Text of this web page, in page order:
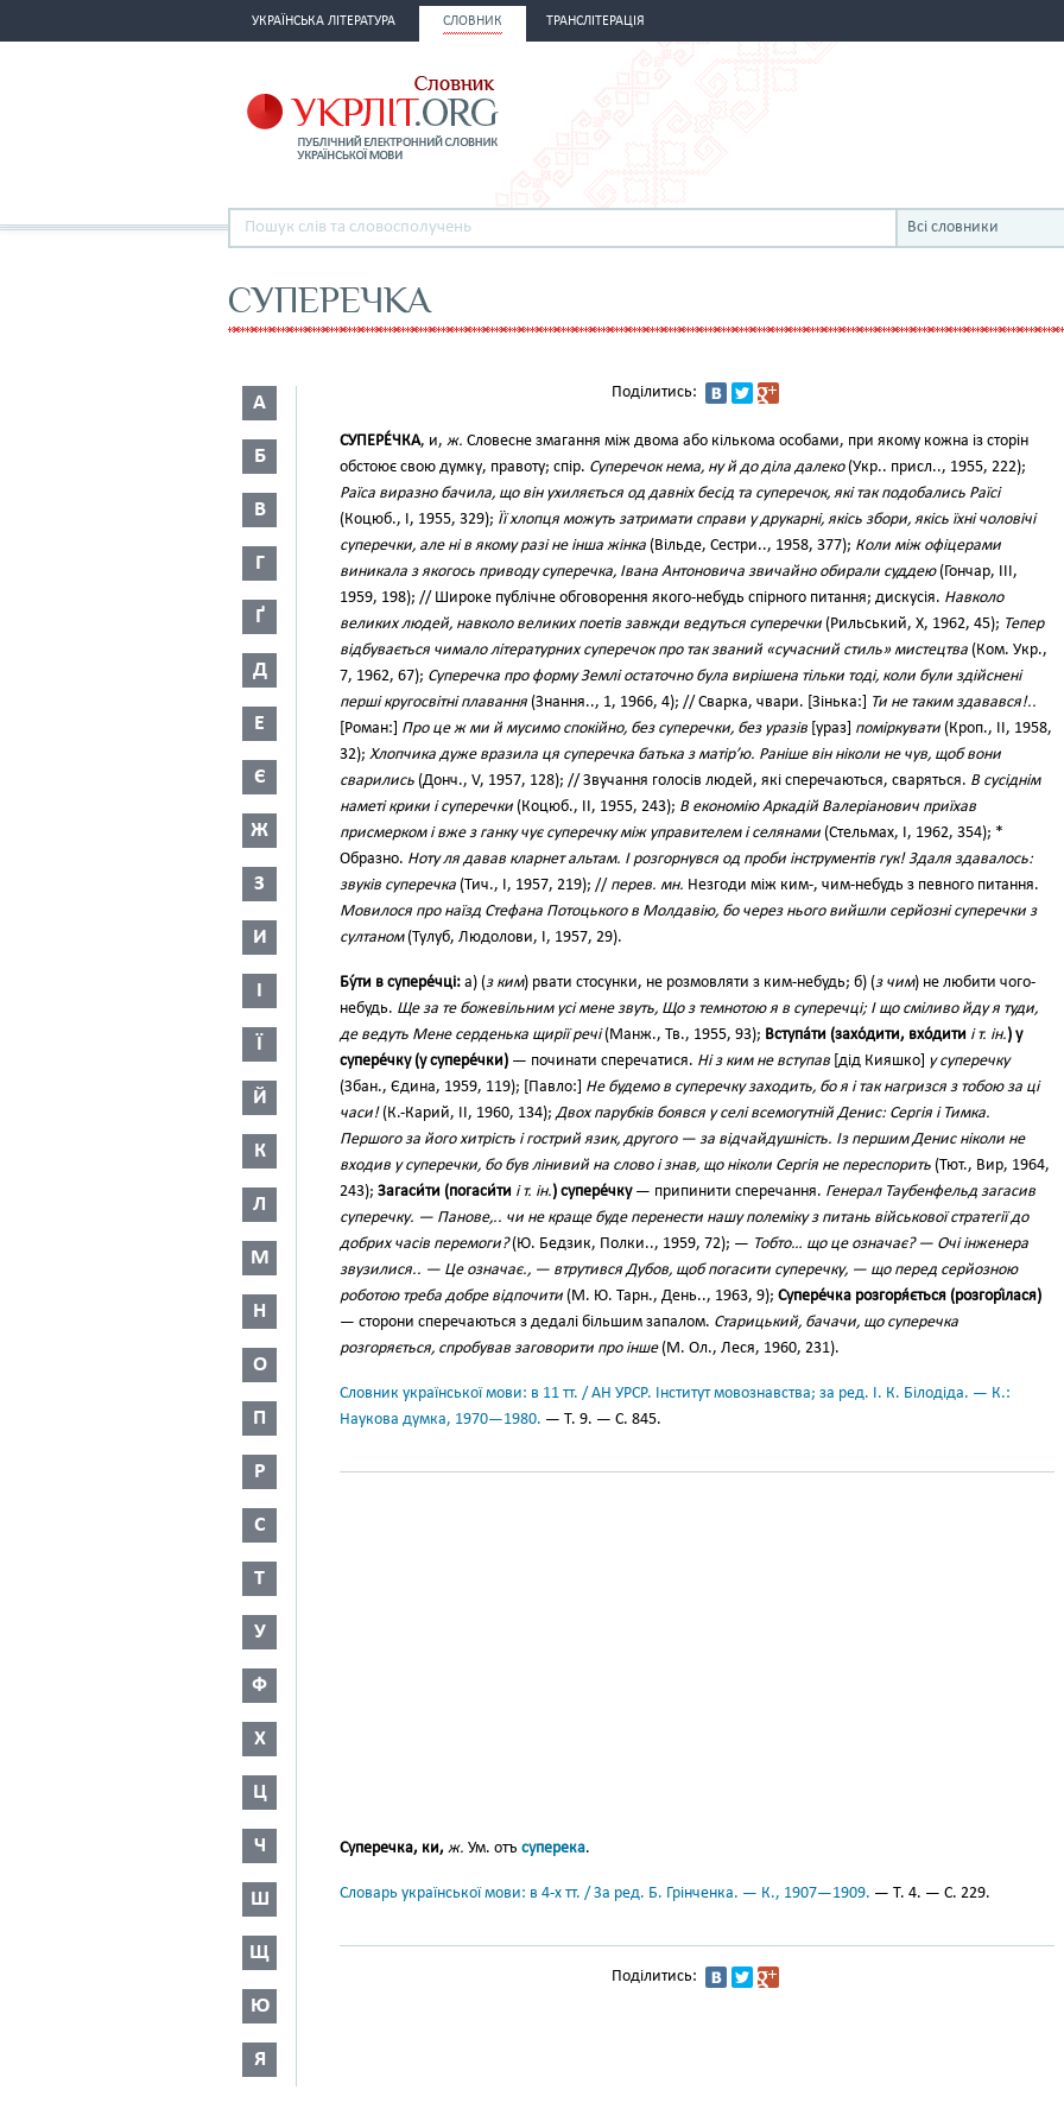
УКРАЇНСЬКА ЛІТЕРАТУРА СЛОВНИК ТРАНСЛІТЕРАЦІЯ
Всі словники
СУПЕРЕЧКА
А
Б
В
Г
Ґ
Д
Е
Є
Ж
З
И
І
Ї
Й
К
Л
М
Н
О
П
Р
С
Т
У
Ф
Х
Ц
Ч
Ш
Щ
Ю
Я
Поділитись:
СУПЕРЕ́ЧКА, и, ж. Словесне змагання між двома або кількома особами, при якому кожна із сторін
обстоює свою думку, правоту; спір. Суперечок нема, ну й до діла далеко(Укр.. присл.., 1955, 222);
Раїса виразно бачила, що він ухиляється од давніх бесід та суперечок, які так подобались Раїсі
(Коцюб., І, 1955, 329); Її хлопця можуть затримати справи у друкарні, якісь збори, якісь їхні чоловічі
суперечки, але ні в якому разі не інша жінка (Вільде, Сестри.., 1958, 377); Коли між офіцерами
виникала з якогось приводу суперечка, Івана Антоновича звичайно обирали суддею(Гончар, III,
1959, 198); // Широке публічне обговорення якого-небудь спірного питання; дискусія. Навколо
великих людей, навколо великих поетів завжди ведуться суперечки (Рильський, X, 1962, 45); Тепер
відбувається чимало літературних суперечок про так званий «сучасний стиль» мистецтва (Ком. Укр.,
7, 1962, 67); Суперечка про форму Землі остаточно була вирішена тільки тоді, коли були здійснені
перші кругосвітні плавання (Знання.., 1, 1966, 4); // Сварка, чвари. [Зінька:]
Ти не таким здавався!..
[Роман:] Про це ж ми й мусимо спокійно, без суперечки, без уразів [ураз] поміркувати (Кроп., II, 1958,
32); Хлопчика дуже вразила ця суперечка батька з матір’ю. Раніше він ніколи не чув, щоб вони
сварились (Донч., V, 1957, 128); // Звучання голосів людей, які сперечаються, сваряться. В сусіднім
наметі крики і суперечки (Коцюб., II, 1955, 243); В економію Аркадій Валеріанович приїхав
присмерком і вже з ганку чує суперечку між управителем і селянами (Стельмах, І, 1962, 354); *
Образно. Ноту ля давав кларнет альтам. І розгорнувся од проби інструментів гук! Здаля здавалось:
звуків суперечка (Тич., І, 1957, 219); // перев. мн. Незгоди між ким-, чим-небудь з певного питання.
Мовилося про наїзд Стефана Потоцького в Молдавію, бо через нього вийшли серйозні суперечки з
султаном(Тулуб, Людолови, І, 1957, 29).
Бу́ти в супере́чці: а) (з ким) рвати стосунки, не розмовляти з ким-небудь; б) (з чим) не любити чого-
небудь. Ще за те божевільним усі мене звуть, Що з темнотою я в суперечці; І що сміливо йду я туди,
де ведуть Мене серденька щирії речі(Манж., Тв., 1955, 93); Вступа́ти (захо́дити, вхо́дити і т. ін.) у
супере́чку (у супере́чки) — починати сперечатися. Ні з ким не вступав [дід Кияшко] у суперечку
(Збан., Єдина, 1959, 119); [Павло:] Не будемо в суперечку заходить, бо я і так нагризся з тобою за ці
часи!(К.-Карий, II, 1960, 134);Двох парубків боявся у селі всемогутній Денис: Сергія і Тимка.
Першого за його хитрість і гострий язик, другого — за відчайдушність. Із першим Денис ніколи не
входив у суперечки, бо був лінивий на слово і знав, що ніколи Сергія не переспорить (Тют., Вир, 1964,
243); Загаси́ти (погаси́ти i т. ін.) супере́чку— припинити сперечання. Генерал Таубенфельд загасив
суперечку. — Панове,.. чи не краще буде перенести нашу полеміку з питань військової стратегії до
добрих часів перемоги?(Ю. Бедзик, Полки.., 1959, 72); — Тобто… що це означає? — Очі інженера
звузилися.. — Це означає., — втрутився Дубов, щоб погасити суперечку, — що перед серйозною
роботою треба добре відпочити (М. Ю. Тарн., День.., 1963, 9); Супере́чка розгоря́ється (розгорі́лася)
— сторони сперечаються з дедалі більшим запалом. Старицький, бачачи, що суперечка
розгоряється, спробував заговорити про інше(М. Ол., Леся, 1960, 231).
Словник української мови: в 11 тт. / АН УРСР. Інститут мовознавства; за ред. І. К. Білодіда. — К.:
Наукова думка, 1970—1980. — Т. 9. — С. 845.
Суперечка, ки, ж. Ум. отъ суперека.
Словарь української мови: в 4-х тт. / За ред. Б. Грінченка. — К., 1907—1909. — Т. 4. — С. 229.
Поділитись: